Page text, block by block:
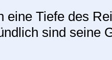
eine Tiefe des
sind seine